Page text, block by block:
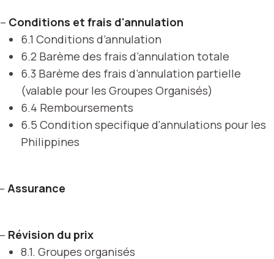
Conditions et frais d'annulation
6.1 Conditions d’annulation
6.2 Barème des frais d’annulation totale
6.3 Barème des frais d’annulation partielle
(valable pour les Groupes Organisés)
6.4 Remboursements
6.5 Condition specifique d'annulations pour les
Philippines
Assurance
Révision du prix
8.1. Groupes organisés